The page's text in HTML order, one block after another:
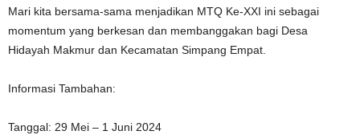
Mari kita bersama-sama menjadikan MTQ Ke-XXI ini sebagai
momentum yang berkesan dan membanggakan bagi Desa
Hidayah Makmur dan Kecamatan Simpang Empat.
Informasi Tambahan:
Tanggal: 29 Mei – 1 Juni 2024